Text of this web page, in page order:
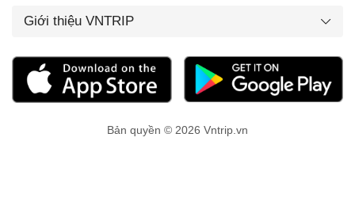
Giới thiệu VNTRIP
Bản quyền © 2026 Vntrip.vn